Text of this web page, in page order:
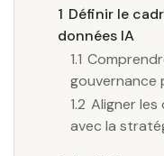
1 Définir le
données IA
1.1
gouvernance
1.2 Aligner
avec la